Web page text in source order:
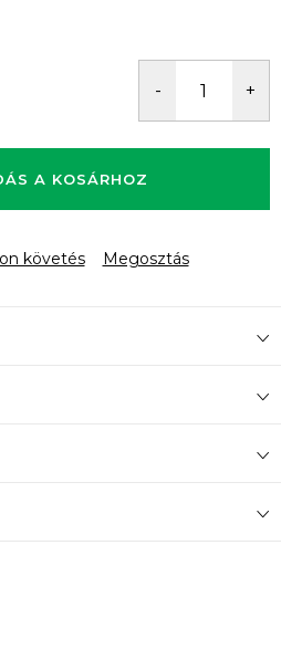
A KOSÁRHOZ
követés Megosztás